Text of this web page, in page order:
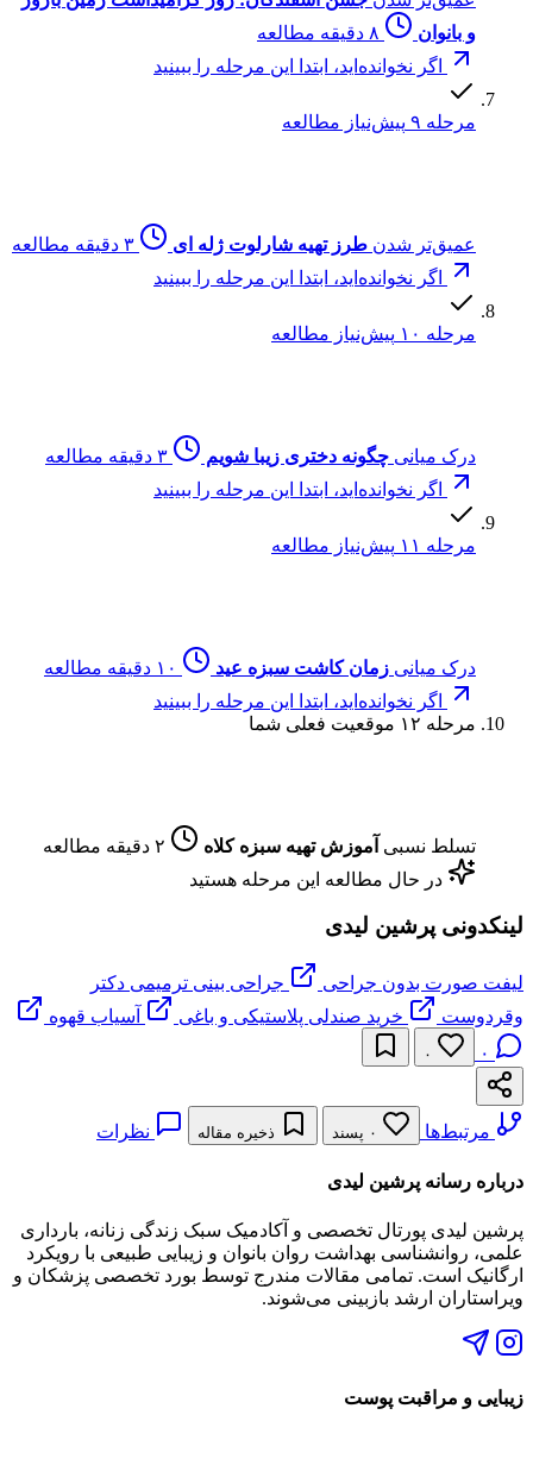
و بانوان
اگر نخوانده‌اید، ابتدا این مرحله را ببینید
مرحله ۹ پیش‌نیاز مطالعه
عمیق‌تر شدن طرز تهیه شارلوت ژله ای
اگر نخوانده‌اید، ابتدا این مرحله را ببینید
مرحله ۱۰ پیش‌نیاز مطالعه
درک میانی چگونه دختری زیبا شویم
اگر نخوانده‌اید، ابتدا این مرحله را ببینید
مرحله ۱۱ پیش‌نیاز مطالعه
درک میانی زمان کاشت سبزه عید
اگر نخوانده‌اید، ابتدا این مرحله را ببینید
مرحله ۱۲
موقعیت فعلی شما
تسلط نسبی آموزش تهیه سبزه کلاه
در حال مطالعه این مرحله هستید
لینکدونی پرشین لیدی
لیفت صورت بدون جراحی
جراحی بینی ترمیمی دکتر
وقردوست
خرید صندلی پلاستیکی و باغی
آسیاب قهوه
۰
۰
مرتبط‌ها ۰ پسند ذخیره مقاله نظرات
درباره رسانه پرشین لیدی
پرشین لیدی پورتال تخصصی و آکادمیک سبک زندگی زنانه، بارداری
علمی، روانشناسی بهداشت روان بانوان و زیبایی طبیعی با رویکرد
ارگانیک است. تمامی مقالات مندرج توسط بورد تخصصی پزشکان و
ویراستاران ارشد بازبینی می‌شوند.
زیبایی و مراقبت پوست